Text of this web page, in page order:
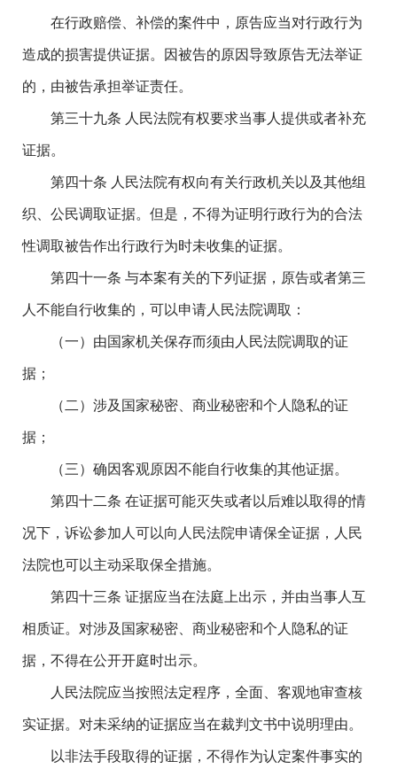
在行政赔偿、补偿的案件中，原告应当对行政行为
造成的损害提供证据。因被告的原因导致原告无法举证
的，由被告承担举证责任。
第三十九条 人民法院有权要求当事人提供或者补充
证据。
第四十条 人民法院有权向有关行政机关以及其他组
织、公民调取证据。但是，不得为证明行政行为的合法
性调取被告作出行政行为时未收集的证据。
第四十一条 与本案有关的下列证据，原告或者第三
人不能自行收集的，可以申请人民法院调取：
（一）由国家机关保存而须由人民法院调取的证
据；
（二）涉及国家秘密、商业秘密和个人隐私的证
据；
（三）确因客观原因不能自行收集的其他证据。
第四十二条 在证据可能灭失或者以后难以取得的情
况下，诉讼参加人可以向人民法院申请保全证据，人民
法院也可以主动采取保全措施。
第四十三条 证据应当在法庭上出示，并由当事人互
相质证。对涉及国家秘密、商业秘密和个人隐私的证
据，不得在公开开庭时出示。
人民法院应当按照法定程序，全面、客观地审查核
实证据。对未采纳的证据应当在裁判文书中说明理由。
以非法手段取得的证据，不得作为认定案件事实的